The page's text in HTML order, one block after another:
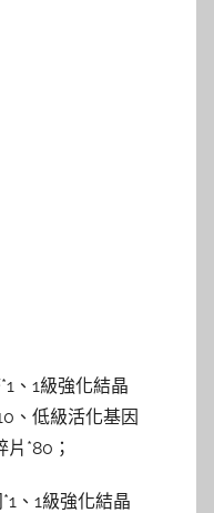
、1級強化結晶
、低級活化基因
*80；
、1級強化結晶